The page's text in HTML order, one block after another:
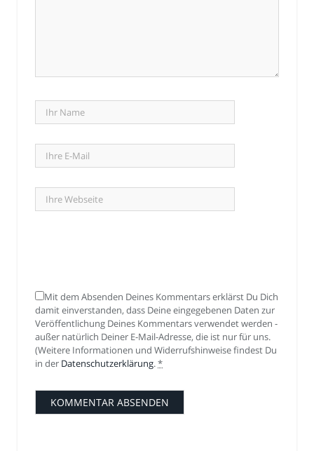
Mit dem Absenden Deines Kommentars erklärst Du Dich
damit einverstanden, dass Deine eingegebenen Daten zur
Veröffentlichung Deines Kommentars verwendet werden -
außer natürlich Deiner E-Mail-Adresse, die ist nur für uns.
(Weitere Informationen und Widerrufshinweise findest Du
in der Datenschutzerklärung.*